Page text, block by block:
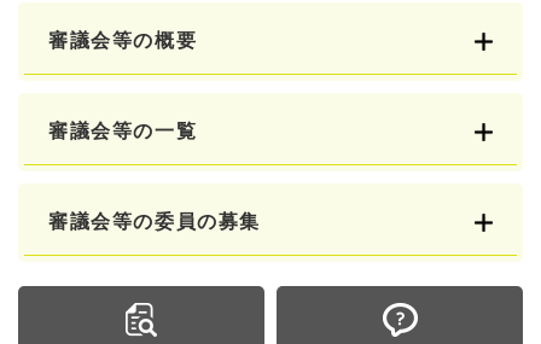
審議会等の概要
審議会等の一覧
審議会等の委員の募集